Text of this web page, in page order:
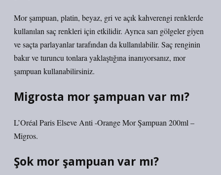
Mor şampuan, platin, beyaz, gri ve açık kahverengi renklerde
kullanılan saç renkleri için etkilidir. Ayrıca sarı gölgeler giyen
ve saçta parlayanlar tarafından da kullanılabilir. Saç renginin
bakır ve turuncu tonlara yaklaştığına inanıyorsanız, mor
şampuan kullanabilirsiniz.
Migrosta mor şampuan var mı?
L’Oréal Paris Elseve Anti -Orange Mor Şampuan 200ml –
Migros.
Şok mor şampuan var mı?